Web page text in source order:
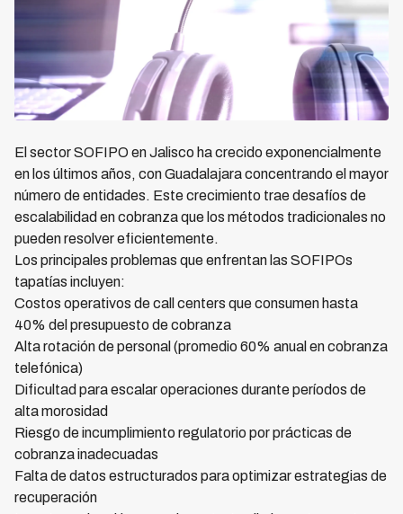
El sector SOFIPO en Jalisco ha crecido exponencialmente
en los últimos años, con Guadalajara concentrando el mayor
número de entidades. Este crecimiento trae desafíos de
escalabilidad en cobranza que los métodos tradicionales no
pueden resolver eficientemente.
Los principales problemas que enfrentan las SOFIPOs
tapatías incluyen:
Costos operativos de call centers que consumen hasta
40% del presupuesto de cobranza
Alta rotación de personal (promedio 60% anual en cobranza
telefónica)
Dificultad para escalar operaciones durante períodos de
alta morosidad
Riesgo de incumplimiento regulatorio por prácticas de
cobranza inadecuadas
Falta de datos estructurados para optimizar estrategias de
recuperación